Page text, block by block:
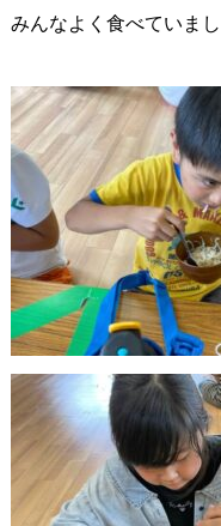
みんなよく食べていま